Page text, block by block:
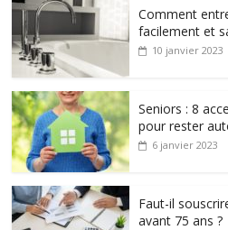
Comment
facilement et
10 janvier 2023
Seniors : 8
pour rester
6 janvier 2023
Faut-il
avant 75 ans ?